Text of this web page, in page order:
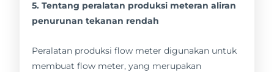
5. Tentang peralatan produksi meteran aliran
penurunan tekanan rendah
Peralatan produksi flow meter digunakan untuk
membuat flow meter, yang merupakan